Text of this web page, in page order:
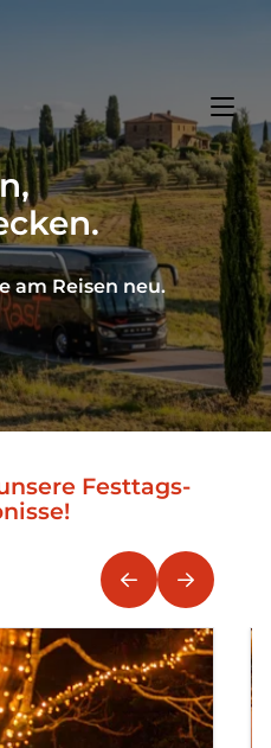
am Reisen neu.
Festtags-